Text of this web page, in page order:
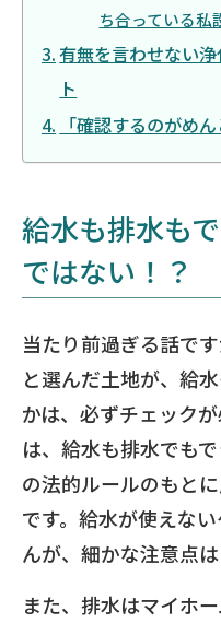
ち合っている私
有無を言わせない
ト
「確認するのがめ
給水も排水も
ではない！？
当たり前過ぎる話で
と選んだ土地が、給
かは、必ずチェック
は、給水も排水でも
の法的ルールのもと
です。給水が使えな
んが、細かな注意点は
また、排水はマイホ